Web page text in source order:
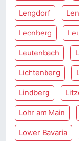
Lengdorf
Leonberg
Leutenbach
Lichtenberg
Lindberg
Lohr am Main
Lower Bavaria